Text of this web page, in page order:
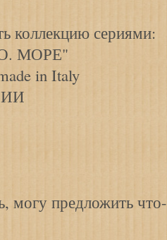
коллекцию сериями:
МОРЕ"
in Italy
могу предложить